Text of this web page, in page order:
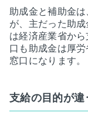
助成金と補助金
が、主だった助
は経済産業省か
口も助成金は厚
窓口になります。
支給の目的が違